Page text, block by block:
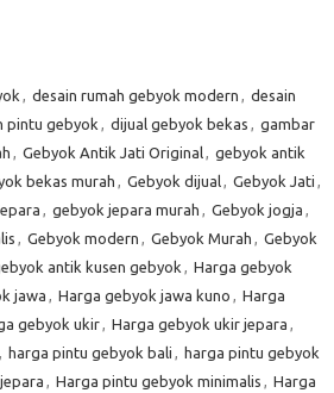
, desain rumah gebyok modern , desain
pintu gebyok , dijual gebyok bekas , gambar
, Gebyok Antik Jati Original, gebyok antik
bekas murah , Gebyok dijual, Gebyok Jati ,
, gebyok jepara murah , Gebyok jogja ,
, Gebyok modern , Gebyok Murah , Gebyok
antik kusen gebyok , Harga gebyok
jawa , Harga gebyok jawa kuno , Harga
gebyok ukir, Harga gebyok ukir jepara ,
, harga pintu gebyok bali , harga pintu gebyok
, Harga pintu gebyok minimalis , Harga